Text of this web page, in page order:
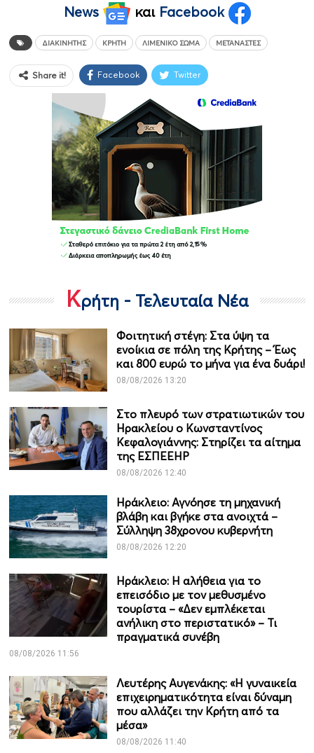
News
και Facebook
ΔΙΑΚΙΝΗΤΉΣ ΚΡΉΤΗ ΛΙΜΕΝΙΚΌ ΣΏΜΑ ΜΕΤΑΝΆΣΤΕΣ
Share it! Facebook Twitter
Κρήτη - Τελευταία Νέα
Φοιτητική στέγη: Στα ύψη τα
ενοίκια σε πόλη της Κρήτης – Έως
και 800 ευρώ το μήνα για ένα δυάρι!
08/08/2026 13:20
Στο πλευρό των στρατιωτικών του
Ηρακλείου ο Κωνσταντίνος
Κεφαλογιάννης: Στηρίζει τα αίτημα
της ΕΣΠΕΕΗΡ
08/08/2026 12:40
Ηράκλειο: Αγνόησε τη μηχανική
βλάβη και βγήκε στα ανοιχτά –
Σύλληψη 38χρονου κυβερνήτη
08/08/2026 12:20
Ηράκλειο: Η αλήθεια για το
επεισόδιο με τον μεθυσμένο
τουρίστα – «Δεν εμπλέκεται
ανήλικη στο περιστατικό» – Τι
πραγματικά συνέβη
08/08/2026 11:56
Λευτέρης Αυγενάκης: «Η γυναικεία
επιχειρηματικότητα είναι δύναμη
που αλλάζει την Κρήτη από τα
μέσα»
08/08/2026 11:40